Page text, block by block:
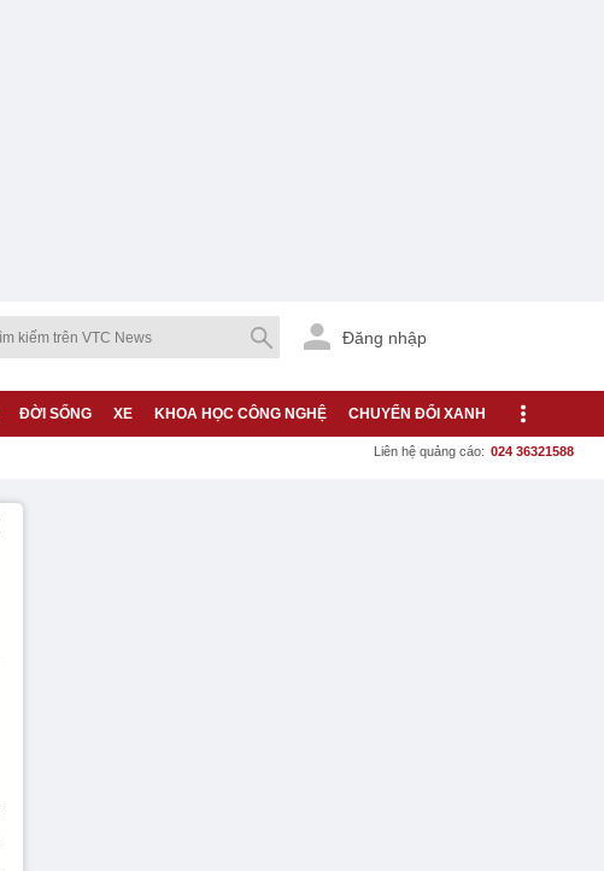
Đăng nhập
ĐỜI SỐNG XE KHOA HỌC CÔNG NGHỆ CHUYỂN ĐỔI XANH
Liên hệ quảng cáo: 024 36321588